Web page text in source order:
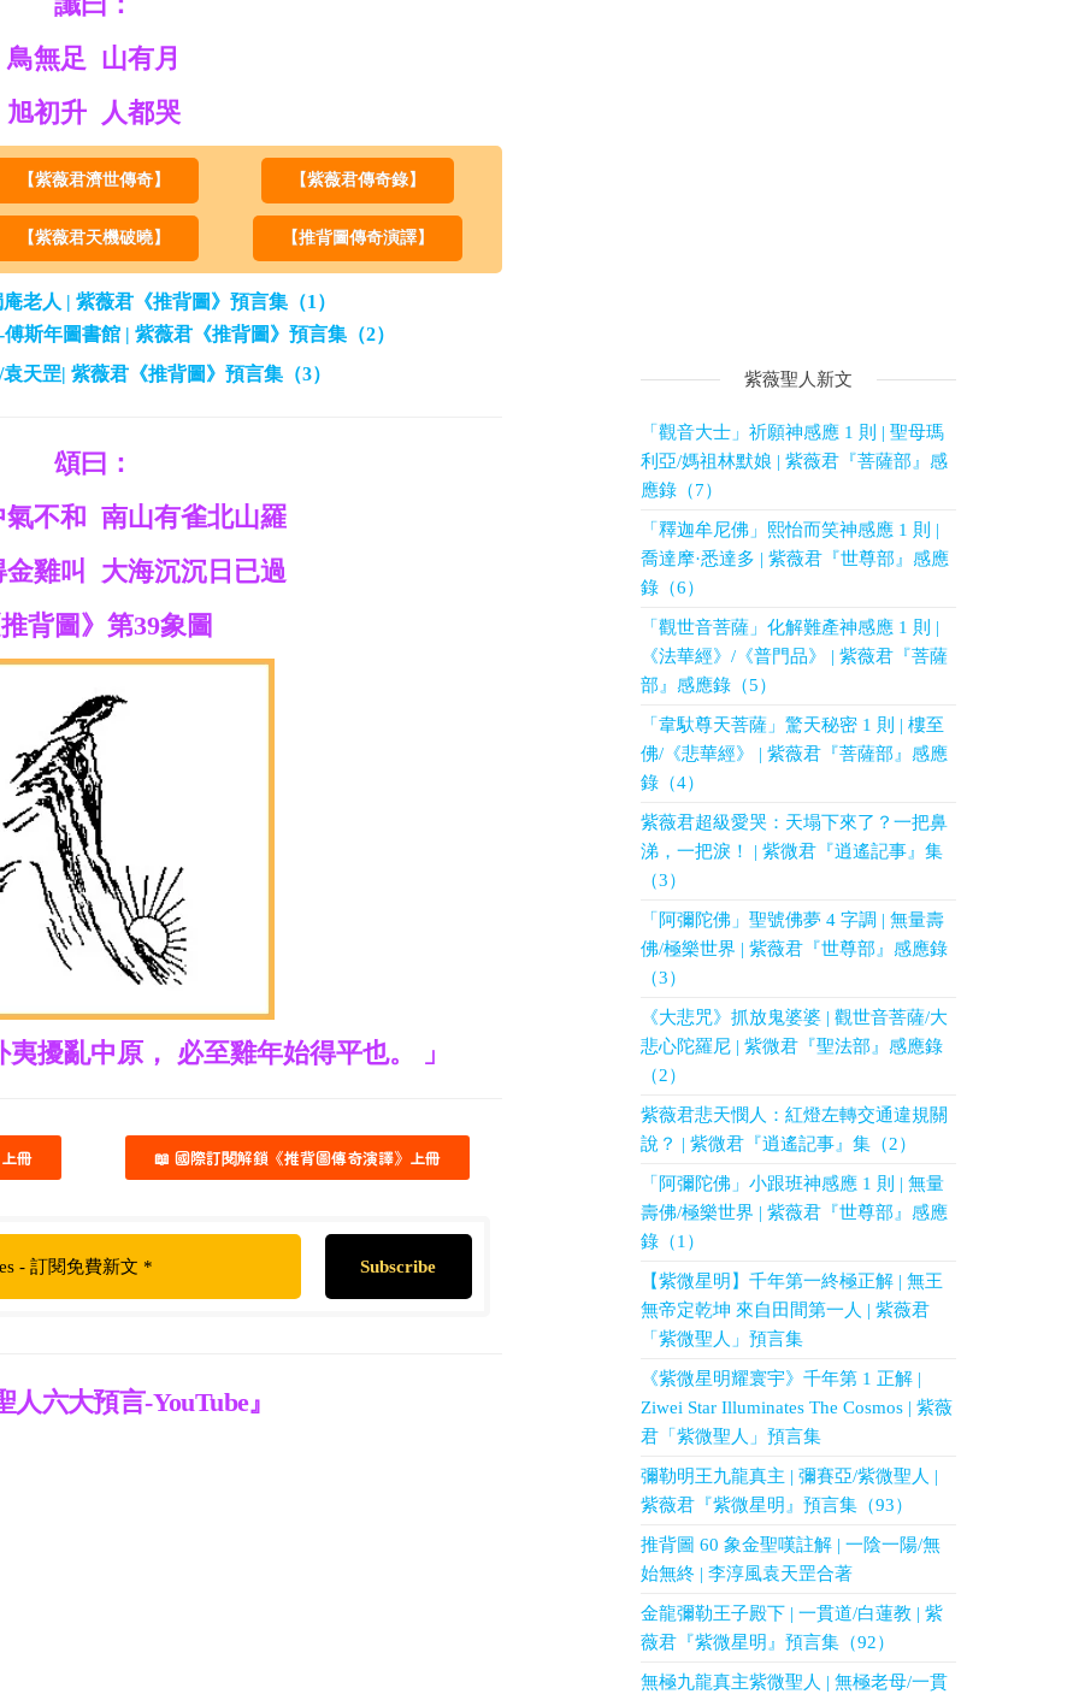
鳥無足 山有月
旭初升 人都哭
【紫薇君濟世傳奇】
【紫薇君天機破曉】
【紫薇君傳奇錄】
【推背圖傳奇演譯】
老人 | 紫薇君《推背圖》預言集（1）
斯年圖書館 | 紫薇君《推背圖》預言集（2）
天罡| 紫薇君《推背圖》預言集（3）
頌曰：
氣不和 南山有雀北山羅
金雞叫 大海沉沉日已過
推背圖》第39象圖
擾亂中原， 必至雞年始得平也。 」
冊 📖 國際訂閱解鎖《推背圖傳奇演譯》上冊
人六大預言-YouTube』
紫薇聖人新文
「觀音大士」祈願神感應 1 則 | 聖母瑪
利亞/媽祖林默娘 | 紫薇君『菩薩部』感
應錄（7）
「釋迦牟尼佛」熙怡而笑神感應 1 則 |
喬達摩·悉達多 | 紫薇君『世尊部』感應
錄（6）
「觀世音菩薩」化解難產神感應 1 則 |
《法華經》/《普門品》 | 紫薇君『菩薩
部』感應錄（5）
「韋馱尊天菩薩」驚天秘密 1 則 | 樓至
佛/《悲華經》 | 紫薇君『菩薩部』感應
錄（4）
紫薇君超級愛哭：天塌下來了？一把鼻
涕，一把淚！ | 紫微君『逍遙記事』集
（3）
「阿彌陀佛」聖號佛夢 4 字調 | 無量壽
佛/極樂世界 | 紫薇君『世尊部』感應錄
（3）
《大悲咒》抓放鬼婆婆 | 觀世音菩薩/大
悲心陀羅尼 | 紫微君『聖法部』感應錄
（2）
紫薇君悲天憫人：紅燈左轉交通違規關
說？ | 紫微君『逍遙記事』集（2）
「阿彌陀佛」小跟班神感應 1 則 | 無量
壽佛/極樂世界 | 紫薇君『世尊部』感應
錄（1）
【紫微星明】千年第一終極正解 | 無王
無帝定乾坤 來自田間第一人 | 紫薇君
「紫微聖人」預言集
《紫微星明耀寰宇》千年第 1 正解 |
Ziwei Star Illuminates The Cosmos | 紫薇
君「紫微聖人」預言集
彌勒明王九龍真主 | 彌賽亞/紫微聖人 |
紫薇君『紫微星明』預言集（93）
推背圖 60 象金聖嘆註解 | 一陰一陽/無
始無終 | 李淳風袁天罡合著
金龍彌勒王子殿下 | 一貫道/白蓮教 | 紫
薇君『紫微星明』預言集（92）
無極九龍真主紫微聖人 | 無極老母/一貫